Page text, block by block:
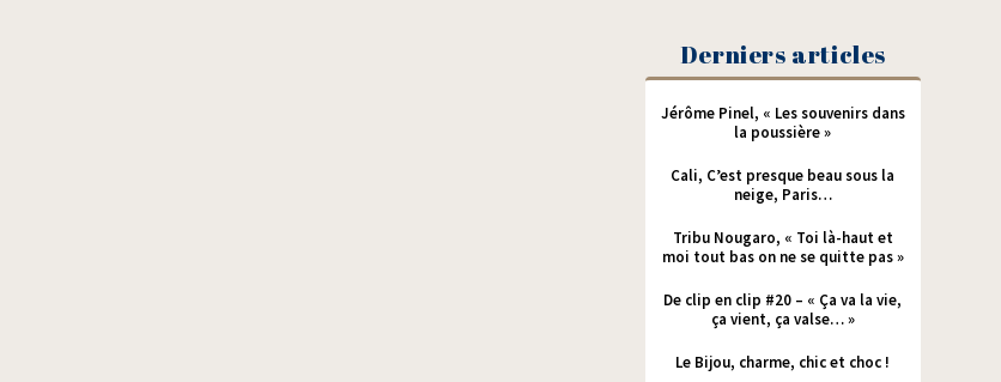
Derniers articles
Jérôme Pinel, « Les souvenirs dans
la poussière »
Cali, C’est presque beau sous la
neige, Paris…
Tribu Nougaro, « Toi là-haut et
moi tout bas on ne se quitte pas »
De clip en clip #20 – « Ça va la vie,
ça vient, ça valse… »
Le Bijou, charme, chic et choc !